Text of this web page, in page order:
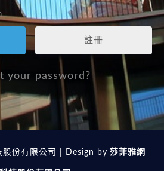
註冊
your password?
份有限公司 | Design by 莎菲雅網